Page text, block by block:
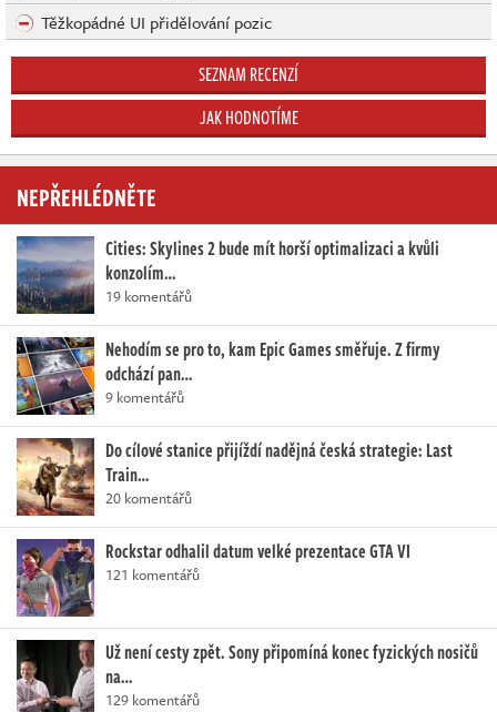
Těžkopádné UI přidělování pozic
SEZNAM RECENZÍ
JAK HODNOTÍME
NEPŘEHLÉDNĚTE
Cities: Skylines 2 bude mít horší optimalizaci a kvůli
konzolím…
19 komentářů
Nehodím se pro to, kam Epic Games směřuje. Z firmy
odchází pan…
9 komentářů
Do cílové stanice přijíždí nadějná česká strategie: Last
Train…
20 komentářů
Rockstar odhalil datum velké prezentace GTA VI
121 komentářů
Už není cesty zpět. Sony připomíná konec fyzických nosičů
na…
129 komentářů